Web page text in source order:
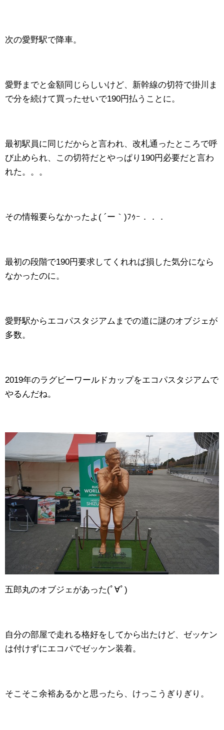
次の愛野駅で降車。
愛野までと金額同じらしいけど、新幹線の切符で掛川ま
で分を続けて買ったせいで190円払うことに。
最初駅員に同じだからと言われ、改札通ったところで呼
び止められ、この切符だとやっぱり190円必要だと言わ
れた。。。
その情報要らなかったよ( ´ー｀)ﾌｩｰ．．．
最初の段階で190円要求してくれれば損した気分になら
なかったのに。
愛野駅からエコパスタジアムまでの道に謎のオブジェが
多数。
2019年のラグビーワールドカップをエコパスタジアムで
やるんだね。
五郎丸のオブジェがあった(ﾟ∀ﾟ)
自分の部屋で走れる格好をしてから出たけど、ゼッケン
は付けずにエコパでゼッケン装着。
そこそこ余裕あるかと思ったら、けっこうぎりぎり。